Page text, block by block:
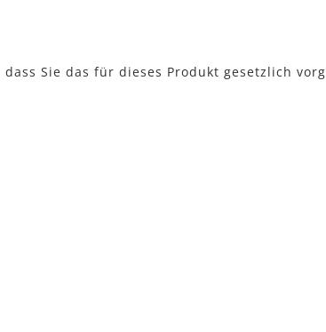
Sie das für dieses Produkt gesetzlich